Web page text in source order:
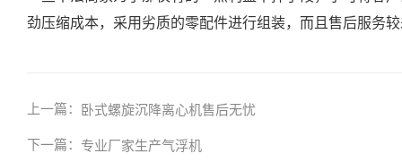
劲压缩成本，采用劣质的零配件进行组装，而且售后服务
上一篇： 卧式螺旋沉降离心机售后无忧
下一篇： 专业厂家生产气浮机